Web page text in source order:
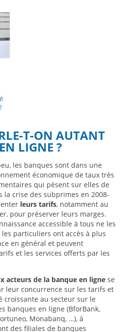
T-ON AUTANT
LIGNE ?
les banques sont dans une
économique de taux très
qui pèsent sur elles de
la crise des subprimes en 2008-
leurs tarifs, notamment au
pour préserver leurs marges.
accessible à tous ne les
particuliers ont accès à plus
en général et peuvent
et les services offerts par les
acteurs de la banque en ligne se
leur concurrence sur les tarifs et
croissante au secteur sur le
banques en ligne (BforBank,
Monabanq, …), à
des filiales de banques